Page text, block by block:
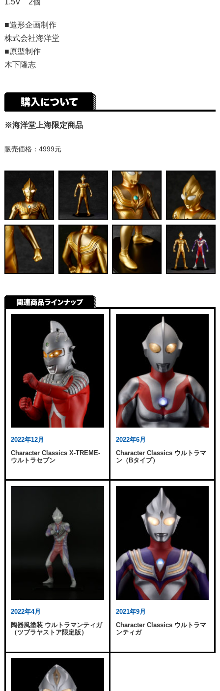
1.5V 2個
■造形企画制作
株式会社海洋堂
■原型制作
木下隆志
※海洋堂上海限定商品
販売価格：4999元
2022年12月
Character Classics X-TREME-
ウルトラセブン
2022年6月
Character Classics ウルトラマ
ン（Bタイプ）
2022年4月
陶器風塗装 ウルトラマンティガ
（ツブラヤストア限定版）
2021年9月
Character Classics ウルトラマ
ンティガ